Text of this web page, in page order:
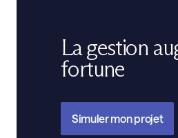
La gestion
fortune
Simuler mon projet